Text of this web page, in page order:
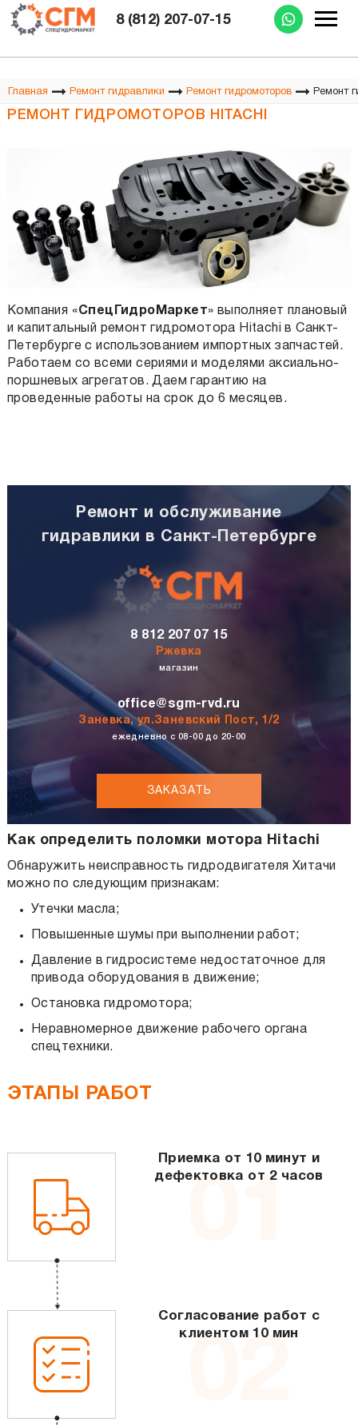
8 (812) 207-07-15
Изготовление РВД при Вас за 15 минут
Главная Ремонт гидравлики Ремонт гидромоторов Ремонт
РЕМОНТ ГИДРОМОТОРОВ HITACHI
Компания «СпецГидроМаркет» выполняет плановый
и капитальный ремонт гидромотора Hitachi в Санкт-
Петербурге с использованием импортных запчастей.
Работаем со всеми сериями и моделями аксиально-
поршневых агрегатов. Даем гарантию на
проведенные работы на срок до 6 месяцев.
Ремонт и обслуживание
гидравлики в Санкт-Петербурге
8 812 207 07 15
Ржевка
магазин
office@sgm-rvd.ru
Заневка, ул.Заневский Пост, 1/2
ежедневно с 08-00 до 20-00
ЗАКАЗАТЬ
Как определить поломки мотора Hitachi
Обнаружить неисправность гидродвигателя Хитачи
можно по следующим признакам:
Утечки масла;
Повышенные шумы при выполнении работ;
Давление в гидросистеме недостаточное для
привода оборудования в движение;
Остановка гидромотора;
Неравномерное движение рабочего органа
спецтехники.
ЭТАПЫ РАБОТ
Приемка от 10 минут и
дефектовка от 2 часов
Согласование работ с
клиентом 10 мин